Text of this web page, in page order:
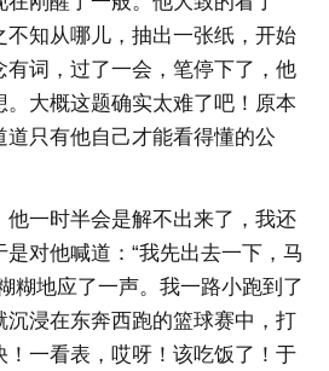
不知从哪儿，抽出一张纸，开始
有词，过了一会，笔停下了，他
。大概这题确实太难了吧！原本
只有他自己才能看得懂的公
他一时半会是解不出来了，我还
对他喊道：“我先出去一下，马
糊地应了一声。我一路小跑到了
沉浸在东奔西跑的篮球赛中，打
！一看表，哎呀！该吃饭了！于